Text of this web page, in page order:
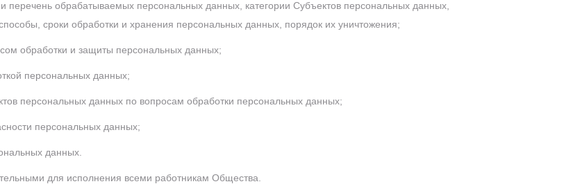
перечень обрабатываемых персональных данных, категории Субъектов персональных данных,
сроки обработки и хранения персональных данных, порядок их уничтожения;
обработки и защиты персональных данных;
персональных данных;
персональных данных по вопросам обработки персональных данных;
персональных данных;
данных.
для исполнения всеми работникам Общества.